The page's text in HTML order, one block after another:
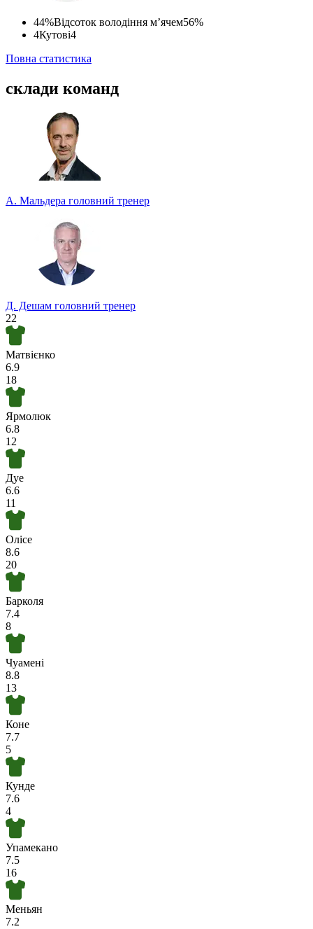
44%Відсоток володіння м’ячем56%
4Кутові4
Повна статистика
склади команд
А. Мальдера головний тренер
Д. Дешам головний тренер
22
Матвієнко
6.9
18
Ярмолюк
6.8
12
Дуе
6.6
11
Олісе
8.6
20
Барколя
7.4
8
Чуамені
8.8
13
Коне
7.7
5
Кунде
7.6
4
Упамекано
7.5
16
Меньян
7.2